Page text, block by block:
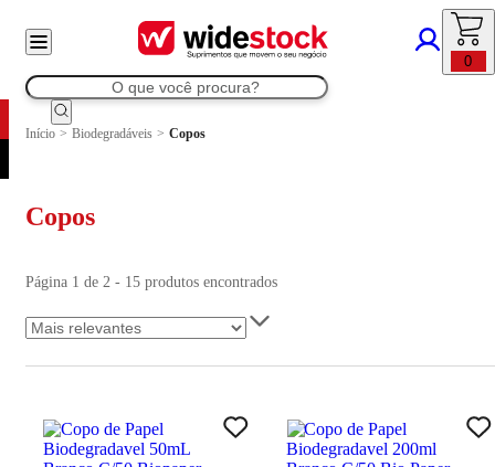
0
Início > Biodegradáveis > Copos
Copos
Página 1 de 2 - 15 produtos encontrados